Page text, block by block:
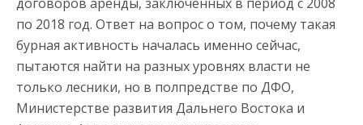
по 2018 год. Ответ на вопрос о том, почему такая
бурная активность началась именно сейчас,
пытаются найти на разных уровнях власти не
только лесники, но в полпредстве по ДФО,
Министерстве развития Дальнего Востока и